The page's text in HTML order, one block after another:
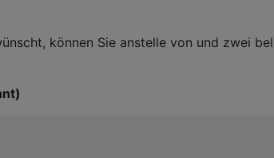
können Sie anstelle von und zwei